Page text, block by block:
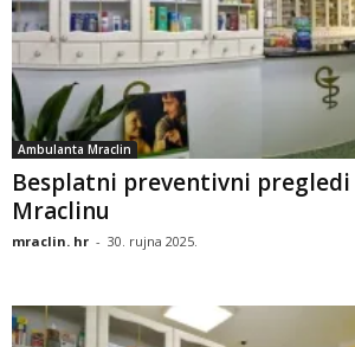
Ambulanta Mraclin
Besplatni preventivni pregledi
Mraclinu
mraclin. hr - 30. rujna 2025.